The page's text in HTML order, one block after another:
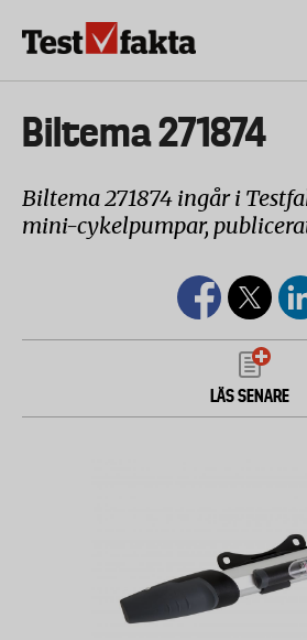
Huvudmeny
ny
Biltema 271874
Biltema 271874 ingår i
mini-cykelpumpar,
LÄS SENARE